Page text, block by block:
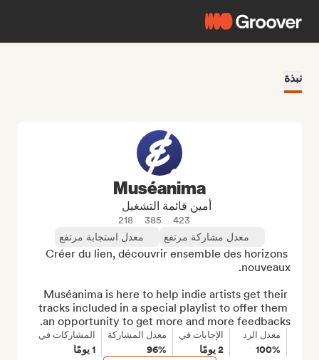
نبذة
Muséanima
أمين قائمة التشغيل
423
385
218
معدل مشاركة مرتفع
معدل استجابة مرتفع
Créer du lien, découvrir ensemble des horizons
Muséanima is here to help indie artists get their
tracks included in a special playlist to offer them
an opportunity to get more and more feedbacks.
معدل الرد
100%
الإجابات في
2 يومًا
معدل المشاركة
96%
المشاركات في
1 يومًا